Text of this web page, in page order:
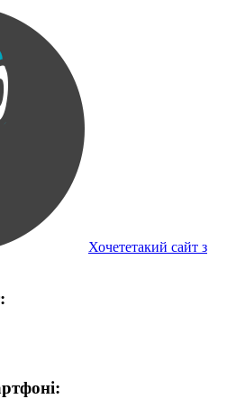
Хочететакий сайт з